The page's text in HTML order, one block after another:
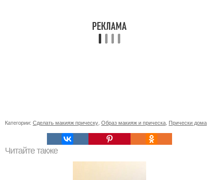
Категории: Сделать макияж прическу, Образ макияж и прическа, Прически дома
Читайте также